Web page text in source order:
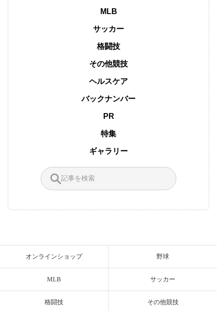
MLB
サッカー
格闘技
その他競技
ヘルスケア
バックナンバー
PR
特集
ギャラリー
オンラインショップ 野球
MLB サッカー
格闘技 その他競技